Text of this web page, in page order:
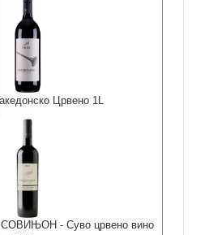
Црвено 1L
- Суво црвено вино